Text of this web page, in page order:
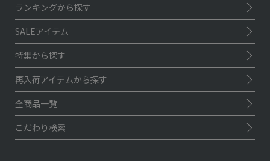
ランキングから探す
SALEアイテム
特集から探す
再入荷アイテムから探す
全商品一覧
こだわり検索